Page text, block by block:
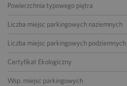
Powierzchnia typowego piętra
Liczba miejsc parkingowych naziemnych
Liczba miejsc parkingowych podziemnych
Certyfikat Ekologiczny
Wsp. miejsc parkingowych